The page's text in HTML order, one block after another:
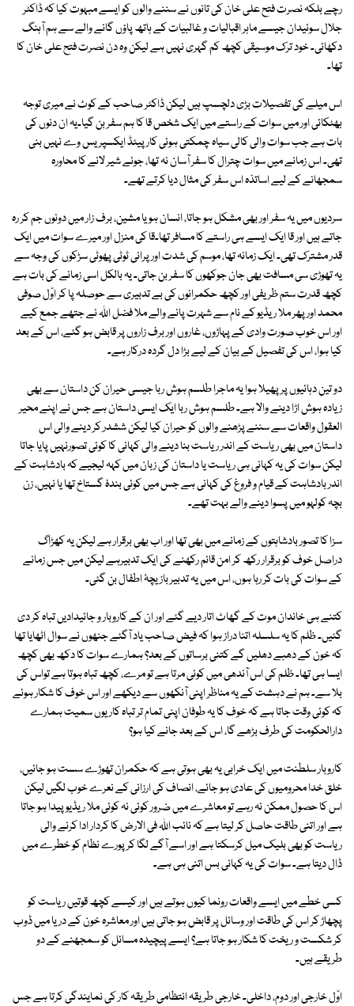
رچے بلکہ نصرت فتح علی خان کی تانوں نے سننے والوں کو ایسے مبہوت کیا کہ ڈاکٹر
جلال سوئیدان جیسے ماہر اقبالیات و غالبیات کے ہاتھ پاؤں گانے والے سے ہم آہنگ
دکھائی۔ خود ترک موسیقی کچھ کم گہری نہیں ہے لیکن وہ دن نصرت فتح علی خان کا
تھا۔
اس میلے کی تفصیلات بڑی دلچسپ ہیں لیکن ڈاکٹر صاحب کے کوٹ نے میری توجہ
بھٹکائی اور میں سوات کے راستے میں ایک شخص قا کا ہم سفر بن گیا۔یہ ان دنوں کی
بات ہے جب سوات والی کالی سیاہ چمکتی ہوئی کارپیٹڈ ایکسپریس وے نہیں بنی
تھی۔ اس زمانے میں سوات چترال کا سفر آسان نہ تھا، جوئے شیر لانے کا محاورہ
سمجھانے کے لیے اساتذہ اس سفر کی مثال دیا کرتے تھے۔
سردیوں میں یہ سفر اور بھی مشکل ہو جاتا، انسان ہو یا مشین، برف زار میں دونوں جم کر رہ
جاتے ہیں اور قا ایک ایسے ہی راستے کا مسافر تھا۔قا کی منزل اور میرے سوات میں ایک
قدر مشترک تھی۔ ایک زمانہ تھا، موسم کی شدت اور پرانی ٹوٹی پھوٹی سڑکوں کی وجہ سے
یہ تھوڑی سی مسافت بھی جان جوکھوں کا سفر بن جاتی۔ یہ بالکل اسی زمانے کی بات ہے
کچھ قدرت ستم ظریفی اور کچھ حکمرانوں کی بے تدبیری سے حوصلہ پا کر اوّل صوفی
محمد اور پھر ملا ریڈیو کے نام سے شہرت پانے والے ملا فضل اللہ نے جتھے جمع کیے
اور اس خوب صورت وادی کے پہاڑوں، غاروں اور برف زاروں پر قابض ہو گئے، اس کے بعد
کیا ہوا، اس کی تفصیل کے بیان کے لیے بڑا دل گردہ درکار ہے۔
دو تین دہائیوں پر پھیلا ہوا یہ ماجرا طلسم ہوش ربا جیسی حیران کن داستان سے بھی
زیادہ ہوش اڑا دینے والا ہے۔ طلسم ہوش ربا ایک ایسی داستان ہے جس نے اپنے محیر
العقول واقعات سے سننے پڑھنے والوں کو حیران کیا لیکن ششدر کر دینے والی اس
داستان میں بھی ریاست کے اندر ریاست بنا دینے والی کہانی کا کوئی تصورنہیں پایا جاتا
لیکن سوات کی یہ کہانی ہی ریاست یا داستان کی زبان میں کہہ لیجیے کہ بادشاہت کے
اندر بادشاہت کے قیام و فروغ کی کہانی ہے جس میں کوئی بندۂ گستاخ تھا یا نہیں، زن
بچہ کولہو میں پسوا دینے والے بہت تھے۔
سزا کا تصور بادشاہتوں کے زمانے میں بھی تھا اور اب بھی برقرار ہے لیکن یہ کھڑاگ
دراصل خوف کو برقرار رکھ کر امن قائم رکھنے کی ایک تدبیرہے لیکن میں جس زمانے
کے سوات کی بات کر رہا ہوں، اس میں یہ تدبیر بازیچۂ اطفال بن گئی۔
کتنے ہی خاندان موت کے گھاٹ اتار دیے گئے اور ان کے کاروبار و جائیدادیں تباہ کر دی
گئیں۔ ظلم کا یہ سلسلہ اتنا دراز ہوا کہ فیض صاحب یاد آگئے جنھوں نے سوال اٹھایا تھا
کہ خون کے دھبے دھلیں گے کتنی برساتوں کے بعد؟ ہمارے سوات کا دکھ بھی کچھ
ایسا ہی تھا۔ ظلم کی اس آندھی میں کوئی مرتا ہے تو مرے، کچھ تباہ ہوتا ہے تواس کی
بلا سے۔ ہم نے دہشت کے یہ مناظر اپنی آنکھوں سے دیکھے اور اس خوف کا شکار ہوئے
کہ کوئی وقت جاتا ہے کہ خوف کا یہ طوفان اپنی تمام تر تباہ کاریوں سمیت ہمارے
دارالحکومت کی طرف بڑھے گا، اس کے بعد جانے کیا ہو؟
کاروبار سلطنت میں ایک خرابی یہ بھی ہوتی ہے کہ حکمران تھوڑے سست ہو جائیں،
خلق خدا محرومیوں کی عادی ہو جائے، انصاف کی ارزانی کے نعرے خوب لگیں لیکن
اس کا حصول ممکن نہ رہے تو معاشرے میں ضرور کوئی نہ کوئی ملا ریڈیو پیدا ہو جاتا
ہے اور اتنی طاقت حاصل کر لیتا ہے کہ نائب اللہ فی الارض کا کردار ادا کرنے والی
ریاست کو بھی بلیک میل کرسکتا ہے اور اسے آگے لگا کر پورے نظام کو خطرے میں
ڈال دیتا ہے۔ سوات کی یہ کہانی بس اتنی ہی ہے۔
کسی خطے میں ایسے واقعات رونما کیوں ہوتے ہیں اور کیسے کچھ قوتیں ریاست کو
پچھاڑ کر اس کی طاقت اور وسائل پر قابض ہو جاتی ہیں اور معاشرہ خون کے دریا میں ڈوب
کر شکست و ریخت کا شکار ہو جاتا ہے؟ ایسے پیچیدہ مسائل کو سمجھنے کے دو
طریقے ہیں۔
اوّل خارجی اور دوم، داخلی۔ خارجی طریقہ انتظامی طریقہ کار کی نمایندگی کرتا ہے جس